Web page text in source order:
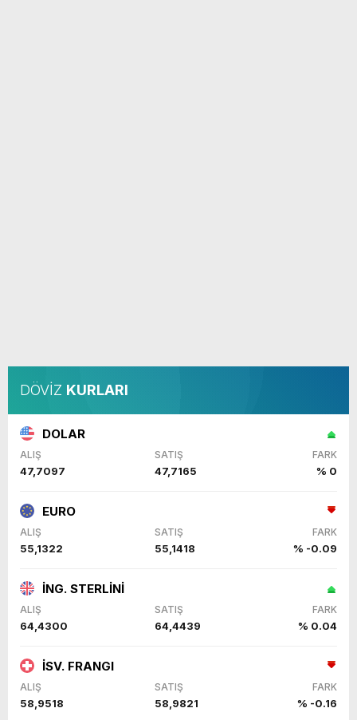
DÖVİZ KURLARI
DOLAR
ALIŞ SATIŞ FARK
47,7097 47,7165 % 0
EURO
ALIŞ SATIŞ FARK
55,1322 55,1418 % -0.09
İNG. STERLİNİ
ALIŞ SATIŞ FARK
64,4300 64,4439 % 0.04
İSV. FRANGI
ALIŞ SATIŞ FARK
58,9518 58,9821 % -0.16